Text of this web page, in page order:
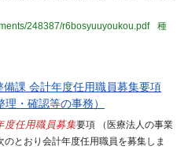
248387/r6bosyuuyoukou.pdf
種
課 会計年度任用職員募集要項
理・確認等の事務）
度任用職員募集要項 （医療法人の事業
とおり会計年度任用職員を募集しま